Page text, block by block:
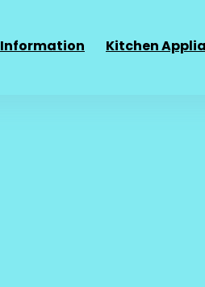
Information Kitchen